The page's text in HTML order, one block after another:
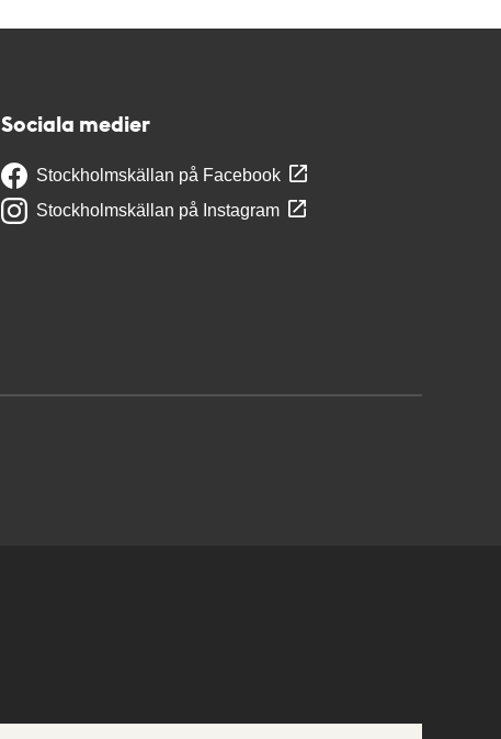
Sociala medier
Stockholmskällan på Facebook
Stockholmskällan på Instagram